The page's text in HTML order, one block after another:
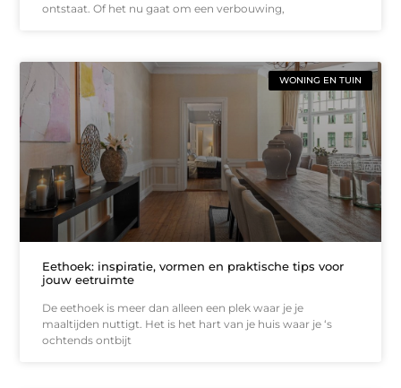
ontstaat. Of het nu gaat om een verbouwing,
WONING EN TUIN
Eethoek: inspiratie, vormen en praktische tips voor
jouw eetruimte
De eethoek is meer dan alleen een plek waar je je
maaltijden nuttigt. Het is het hart van je huis waar je ‘s
ochtends ontbijt